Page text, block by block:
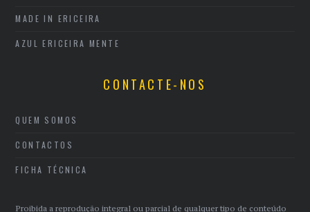
MADE IN ERICEIRA
AZUL ERICEIRA MENTE
CONTACTE-NOS
QUEM SOMOS
CONTACTOS
FICHA TÉCNICA
Proibida a reprodução integral ou parcial de qualquer tipo de conteúdo